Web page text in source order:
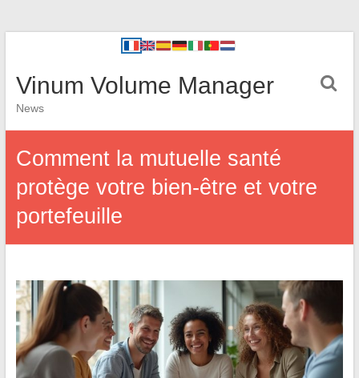
Vinum Volume Manager
News
Comment la mutuelle santé
protège votre bien-être et votre
portefeuille